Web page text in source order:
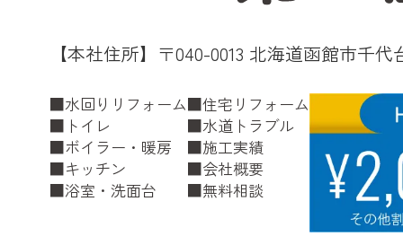
【本社住所】〒040-0013 北海道函館市千代
水回りリフォーム
トイレ
ボイラー・暖房
キッチン
浴室・洗面台
住宅リフォーム
水道トラブル
施工実績
会社概要
無料相談